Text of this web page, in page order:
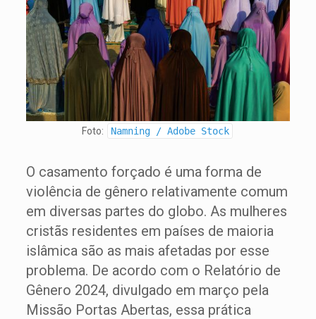
Foto: Namning / Adobe Stock
O casamento forçado é uma forma de
violência de gênero relativamente comum
em diversas partes do globo. As mulheres
cristãs residentes em países de maioria
islâmica são as mais afetadas por esse
problema. De acordo com o Relatório de
Gênero 2024, divulgado em março pela
Missão Portas Abertas, essa prática